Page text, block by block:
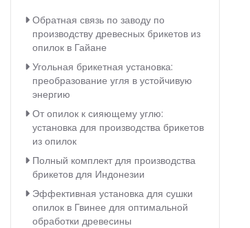
Обратная связь по заводу по
производству древесных брикетов из
опилок в Гайане
Угольная брикетная установка:
преобразование угля в устойчивую
энергию
От опилок к сияющему углю:
установка для производства брикетов
из опилок
Полный комплект для производства
брикетов для Индонезии
Эффективная установка для сушки
опилок в Гвинее для оптимальной
обработки древесины